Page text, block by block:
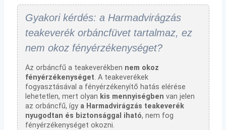
Gyakori kérdés: a Harmadvirágzás
teakeverék orbáncfüvet tartalmaz, ez
nem okoz fényérzékenységet?
Az orbáncfű a teakeverékben nem okoz
fényérzékenységet. A teakeverékek
fogyasztásával a fényérzékenyítő hatás elérése
lehetetlen, mert olyan kis mennyiségben van jelen
az orbáncfű, így a Harmadvirágzás teakeverék
nyugodtan és biztonsággal iható, nem fog
fényérzékenységet okozni.